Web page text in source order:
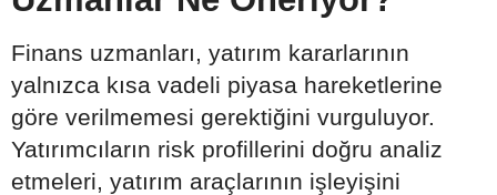
Finans uzmanları, yatırım kararlarının
yalnızca kısa vadeli piyasa hareketlerine
göre verilmemesi gerektiğini vurguluyor.
Yatırımcıların risk profillerini doğru analiz
etmeleri, yatırım araçlarının işleyişini